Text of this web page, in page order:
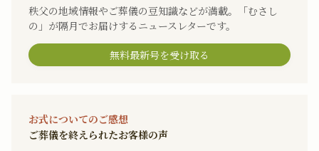
秩父の地域情報やご葬儀の豆知識などが満載。「むさし
の」が隔月でお届けするニュースレターです。
無料最新号を受け取る
お式についてのご感想
ご葬儀を終えられたお客様の声